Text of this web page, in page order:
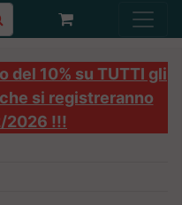
del 10% su TUTTI gli
si registreranno
2026 !!!